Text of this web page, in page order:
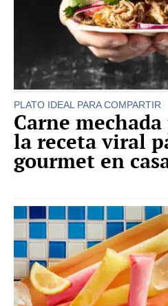
PLATO IDEAL PARA COMPARTIR
Carne
la receta viral
gourmet en